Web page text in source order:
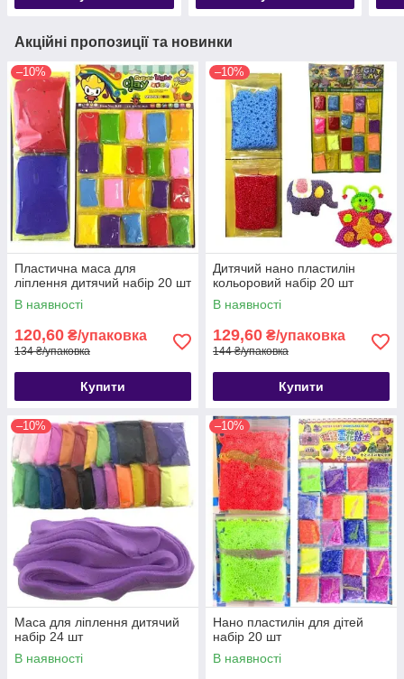
Акційні пропозиції та новинки
–10%
Пластична маса для
ліплення дитячий набір 20 шт
В наявності
120,60 ₴/упаковка
134 ₴/упаковка
Купити
–10%
Дитячий нано пластилін
кольоровий набір 20 шт
В наявності
129,60 ₴/упаковка
144 ₴/упаковка
Купити
–10%
Маса для ліплення дитячий
набір 24 шт
В наявності
–10%
Нано пластилін для дітей
набір 20 шт
В наявності